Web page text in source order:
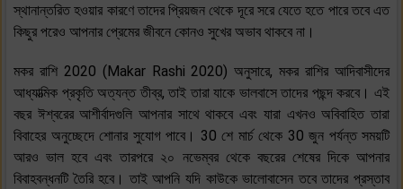
স্থানান্তরিত হওয়ার কারণে তাদের প্রিয়জন থেকে দূরে সরে যেতে হতে পারে তবে এত
কিছুর পরেও আপনার প্রেমের জীবনে কোনও সুখের অভাব থাকবে না।
মকর রাশি 2020 (Makar Rashi 2020) অনুসারে, মকর রাশির আদিবাসীদের
আধ্যাত্মিক প্রকৃতি অত্যন্ত তীব্র, তাই তারা যাকে ভালবাসে তাদের পছন্দ করবে। এই
বছর ঈশ্বরের আশীর্বাদগুলি আপনার সাথে থাকবে এবং যারা এখনও অবিবাহিত তারা
বিবাহের অনুচ্ছেদে শোনার সুযোগ পাবে। 30 শে মার্চ থেকে 30 জুন পর্যন্ত সময়টি
আরও ভাল হবে এবং তারপরে ২০ নভেম্বর থেকে বছরের শেষের দিকে আপনার
বিবাহবন্ধনটি তৈরি হবে। তাই আপনি যদি কাউকে ভালোবাসেন তবে তাদের প্রস্তাব